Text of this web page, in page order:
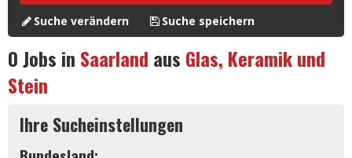
Suche verändern Suche speichern
0Jobs in Saarland aus Glas, Keramik und
Stein
Ihre Sucheinstellungen